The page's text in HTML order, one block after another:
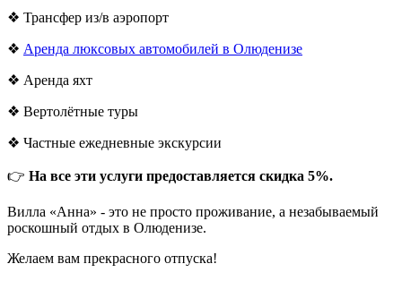
❖ Трансфер из/в аэропорт
❖ Аренда люксовых автомобилей в Олюденизе
❖ Аренда яхт
❖ Вертолётные туры
❖ Частные ежедневные экскурсии
👉 На все эти услуги предоставляется скидка 5%.
Вилла «Анна» - это не просто проживание, а незабываемый
роскошный отдых в Олюденизе.
Желаем вам прекрасного отпуска!